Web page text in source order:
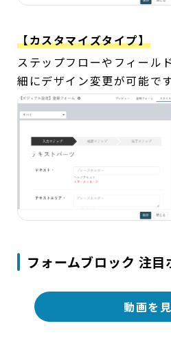
【カスタマイズタイプ】
ステップフローやフィール
細にデザイン変更が可能です
フォームブロック 注目
動画を